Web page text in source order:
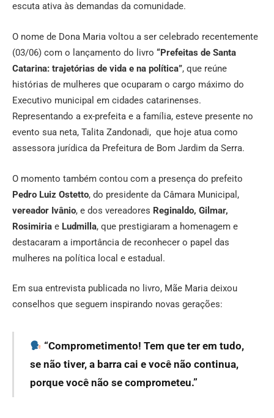
escuta ativa às demandas da comunidade.
O nome de Dona Maria voltou a ser celebrado recentemente
(03/06) com o lançamento do livro “Prefeitas de Santa
Catarina: trajetórias de vida e na política”, que reúne
histórias de mulheres que ocuparam o cargo máximo do
Executivo municipal em cidades catarinenses.
Representando a ex-prefeita e a família, esteve presente no
evento sua neta, Talita Zandonadi, que hoje atua como
assessora jurídica da Prefeitura de Bom Jardim da Serra.
O momento também contou com a presença do prefeito
Pedro Luiz Ostetto, do presidente da Câmara Municipal,
vereador Ivânio, e dos vereadores Reginaldo, Gilmar,
Rosimiria e Ludmilla, que prestigiaram a homenagem e
destacaram a importância de reconhecer o papel das
mulheres na política local e estadual.
Em sua entrevista publicada no livro, Mãe Maria deixou
conselhos que seguem inspirando novas gerações:
“Comprometimento! Tem que ter em tudo,
se não tiver, a barra cai e você não continua,
porque você não se comprometeu.”